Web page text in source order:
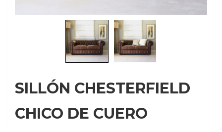
SILLÓN CHESTERFIELD
CHICO DE CUERO